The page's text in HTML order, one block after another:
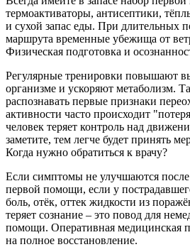
термоактиваторы, антисептики,
и сухой запас еды. При длительных
маршрута временные убежища от
Физическая подготовка и
Регулярные тренировки повышают
организме и ускоряют метаболизм.
распознавать первые признаки
активности часто происходит
человек теряет контроль над
заметите, тем легче будет принять
Когда нужно обратиться к врачу?
Если симптомы не улучшаются
первой помощи, если у
боль, отёк, оттек жидкости из
теряет сознание – это повод для
помощи. Оперативная медицинская
на полное восстановление.